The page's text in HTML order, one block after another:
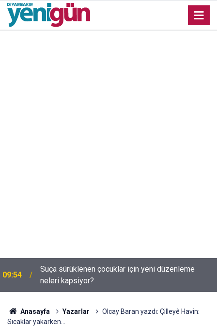
09:54
Suça sürüklenen çocuklar için yeni düzenleme
neleri kapsiyor?
Anasayfa Yazarlar
Olcay Baran yazdı: Çilleyê Havin:
Sıcaklar yakarken…